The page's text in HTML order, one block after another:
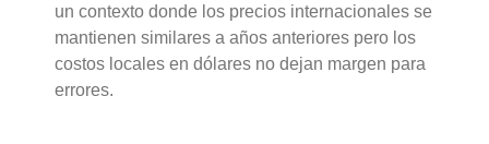
un contexto donde los precios internacionales se
mantienen similares a años anteriores pero los
costos locales en dólares no dejan margen para
errores.